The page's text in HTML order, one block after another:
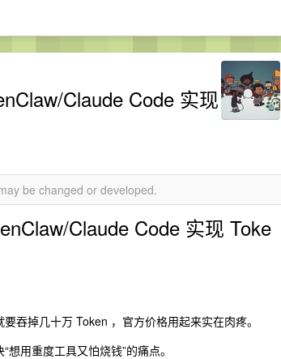
Claude Code 实现
be changed or developed.
Claude Code 实现 Toke
吞掉几十万 Token ，官方价格用起来实在肉疼。
想用重度工具又怕烧钱”的痛点。